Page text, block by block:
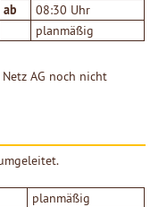
ab
08:30 Uhr
planmäßig
AG noch nicht
planmäßig